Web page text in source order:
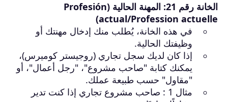
الخانة رقم 21: المهنة الحالية (Profesión
actual/Profession actuelle)
في هذه الخانة، يُطلب منك إدخال مهنتك أو
وظيفتك الحالية.
إذا كان لديك سجل تجاري (روجيستر كوميرس)،
يمكنك كتابة "صاحب مشروع"، "رجل أعمال"، أو
"مقاول" حسب طبيعة عملك.
مثال 1 : صاحب مشروع تجاري إذا كنت تدير